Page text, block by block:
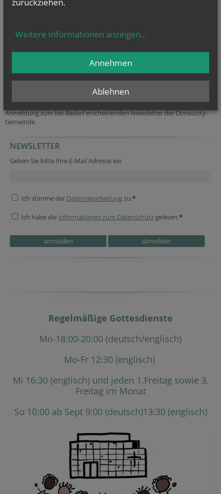
Gemeinde Kaisermühlen
Gemeinde Bruckhaufen
Anmeldung zum bei Bedarf erscheinenden Newsletter der Donaucity-
Gemeinde
Tracking ID
Fax
Security token
Fax
Reference
Fax
URL
NEWSLETTER
Geben Sie bitte Ihre E-Mail Adresse ein
Ich stimme der Datenverarbeitung zu.*
Ich habe die Informationen zum Datenschutz gelesen.*
Regelmäßige Gottesdienste
Mo-18:00-20:00 (deutsch/englisch)
Mo-Fr 12:30 (englisch)
Mi 16:30 (englisch) und jeden 1.Freitag sowie 3.
Freitag im Monat
So 10:00 ab Sept 9:00 (deutsch)13:30 (englisch)
Weitere Informationen anzeigen...
Ablehnen
Annehmen